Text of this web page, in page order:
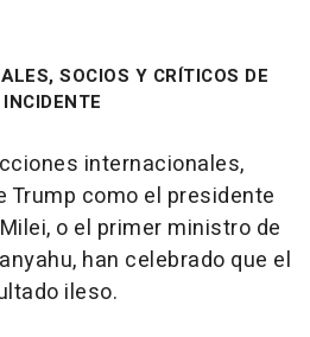
SOCIOS Y CRÍTICOS DE
internacionales,
como el presidente
o el primer ministro de
han celebrado que el
ileso.